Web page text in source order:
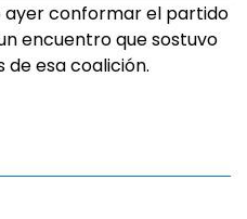
ayer conformar el partido
encuentro que sostuvo
de esa coalición.